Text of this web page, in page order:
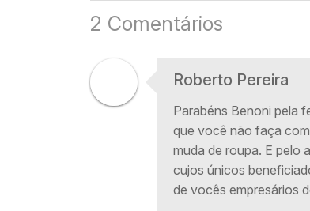
2 Comentários
Roberto Pereira
Parabéns Benoni pela
que você não faça
muda de roupa. E pelo
cujos únicos
de vocês empresários